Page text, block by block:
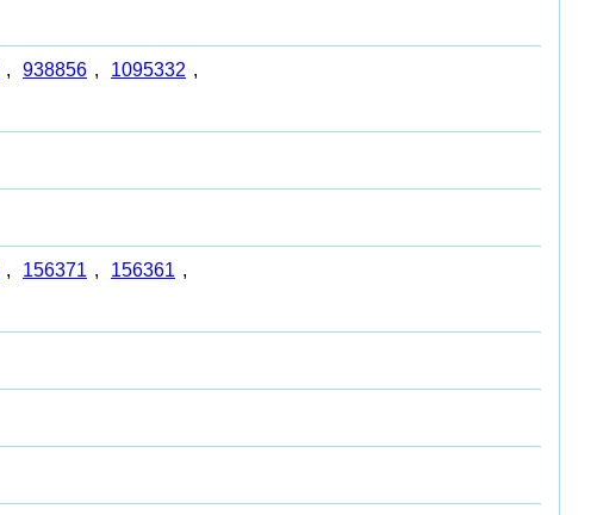
, 938856 , 1095332 ,
, 156371 , 156361 ,